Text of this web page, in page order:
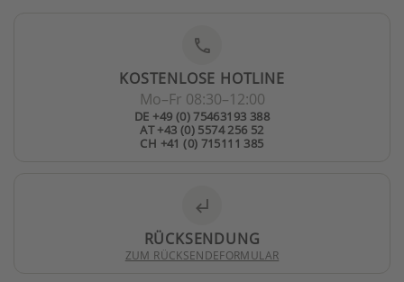
phone
KOSTENLOSE HOTLINE
Mo–Fr 08:30–12:00
DE +49 (0) 75463193 388
AT +43 (0) 5574 256 52
CH +41 (0) 715111 385
subdirectory_arrow_left
RÜCKSENDUNG
ZUM RÜCKSENDEFORMULAR